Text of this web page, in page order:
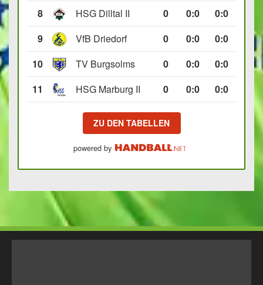
8
HSG Dilltal II 0 0:0
0:0
9
VfB Driedorf 0 0:0
0:0
10
TV Burgsolms 0 0:0
0:0
11
HSG Marburg II 0 0:0 0:0
ZU DEN TABELLEN
powered by